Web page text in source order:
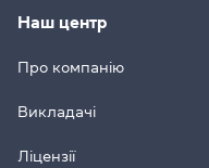
Наш центр
Про компанію
Викладачі
Ліцензії